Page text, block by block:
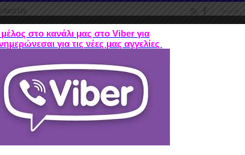
Us
μέλος στο κανάλι μας στο Viber για
για τις νέες μας αγγελίες